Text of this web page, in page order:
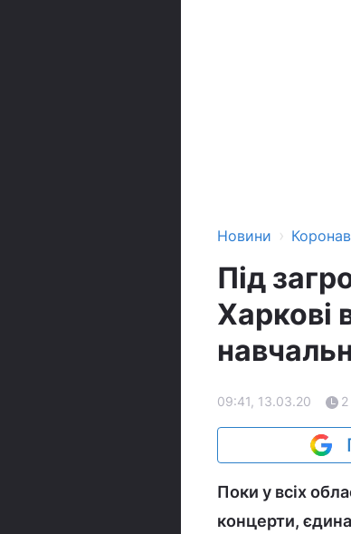
Новини ›
Під
Харкові
09:41, 13.03.20
Поки у всіх
концерти,